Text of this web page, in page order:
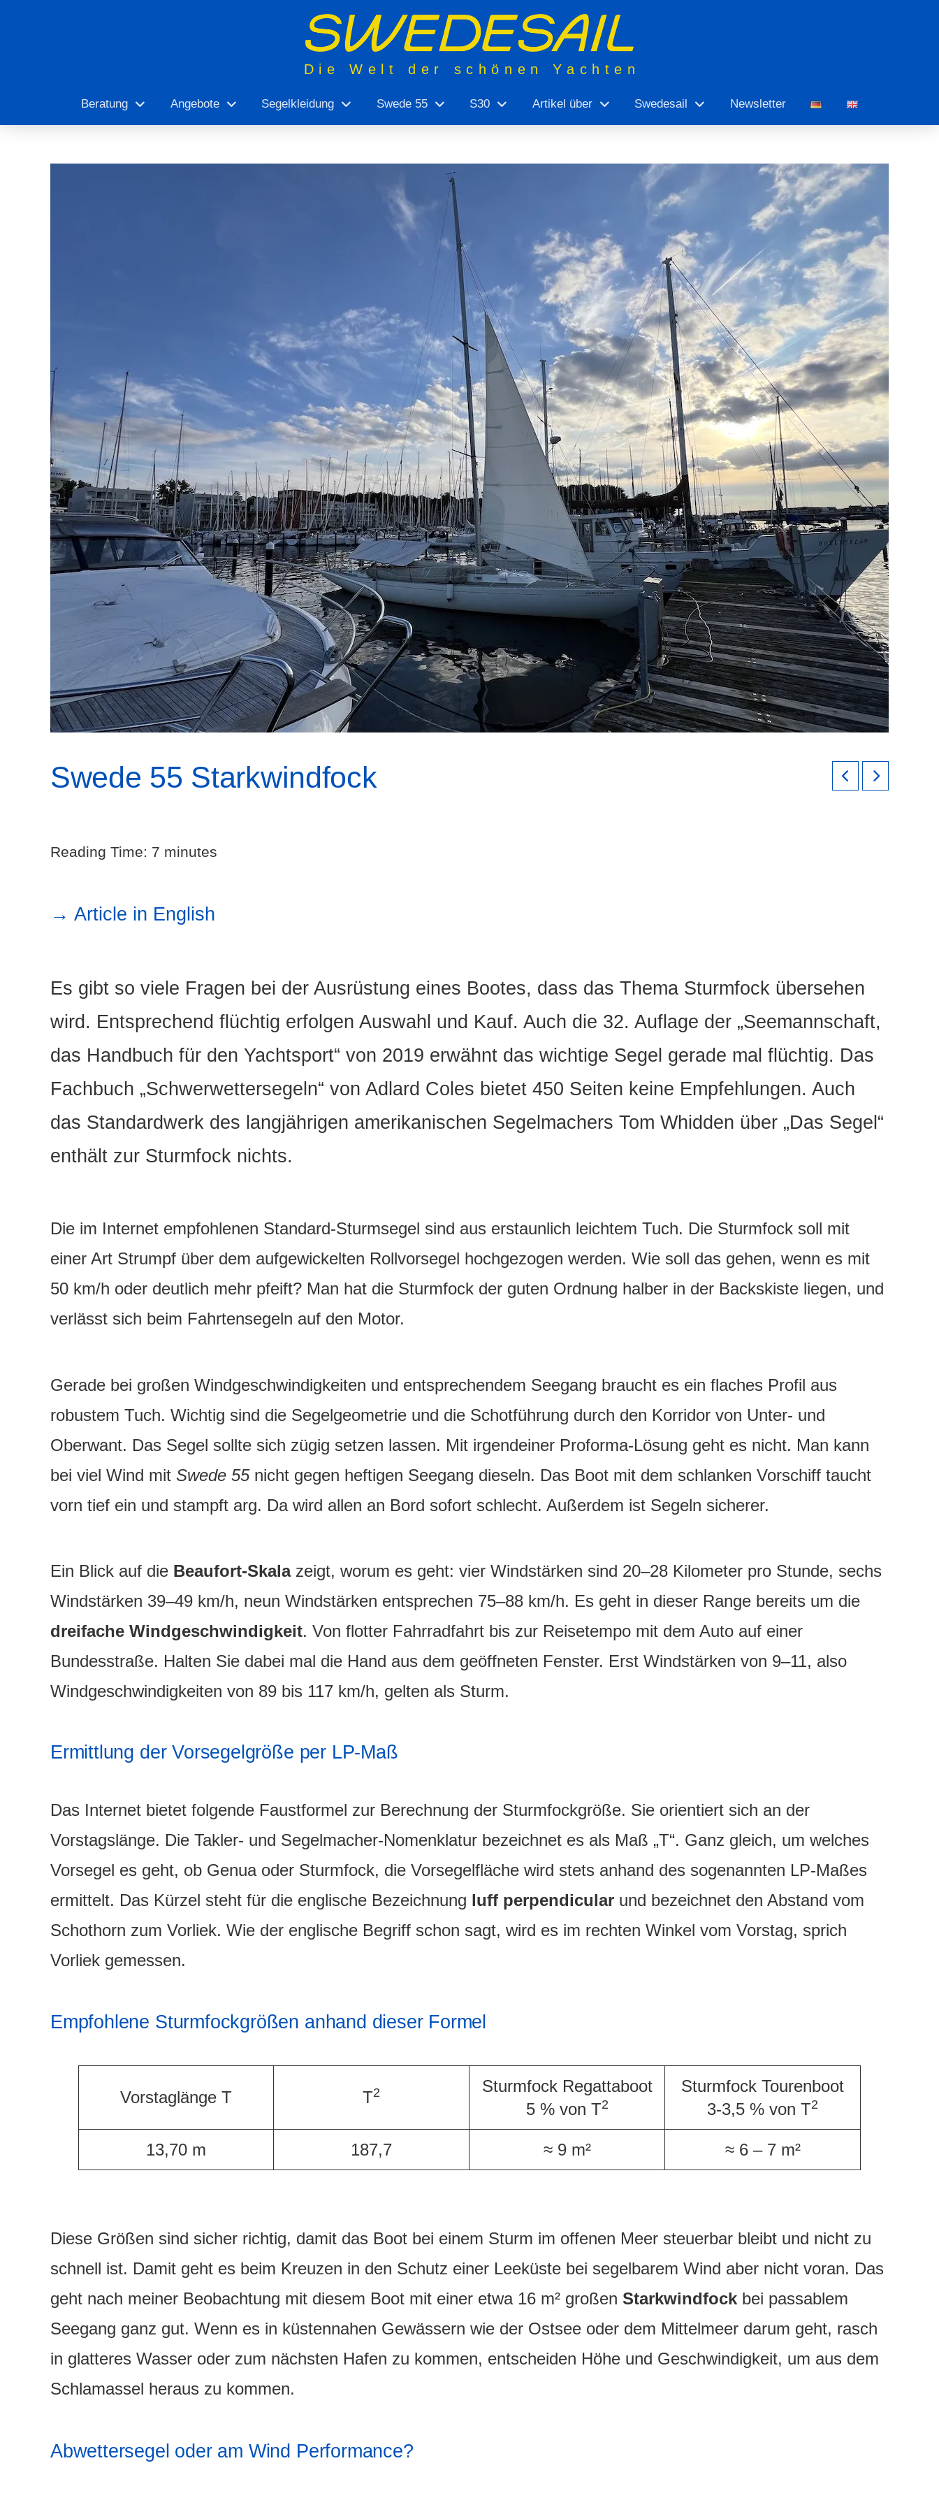
Die Welt der schönen Yachten
Beratung Angebote Segelkleidung Swede 55 S30 Artikel über Swedesail Newsletter
Swede 55 Starkwindfock
Reading Time: 7 minutes
→ Article in English
Es gibt so viele Fragen bei der Ausrüstung eines Bootes, dass das Thema Sturmfock übersehen
wird. Entsprechend flüchtig erfolgen Auswahl und Kauf. Auch die 32. Auflage der „Seemannschaft,
das Handbuch für den Yachtsport“ von 2019 erwähnt das wichtige Segel gerade mal flüchtig. Das
Fachbuch „Schwerwettersegeln“ von Adlard Coles bietet 450 Seiten keine Empfehlungen. Auch
das Standardwerk des langjährigen amerikanischen Segelmachers Tom Whidden über „Das Segel“
enthält zur Sturmfock nichts.
Die im Internet empfohlenen Standard-Sturmsegel sind aus erstaunlich leichtem Tuch. Die Sturmfock soll mit
einer Art Strumpf über dem aufgewickelten Rollvorsegel hochgezogen werden. Wie soll das gehen, wenn es mit
50 km/h oder deutlich mehr pfeift? Man hat die Sturmfock der guten Ordnung halber in der Backskiste liegen, und
verlässt sich beim Fahrtensegeln auf den Motor.
Gerade bei großen Windgeschwindigkeiten und entsprechendem Seegang braucht es ein flaches Profil aus
robustem Tuch. Wichtig sind die Segelgeometrie und die Schotführung durch den Korridor von Unter- und
Oberwant. Das Segel sollte sich zügig setzen lassen. Mit irgendeiner Proforma-Lösung geht es nicht. Man kann
bei viel Wind mit Swede 55nicht gegen heftigen Seegang dieseln. Das Boot mit dem schlanken Vorschiff taucht
vorn tief ein und stampft arg. Da wird allen an Bord sofort schlecht. Außerdem ist Segeln sicherer.
Ein Blick auf die Beaufort-Skalazeigt, worum es geht: vier Windstärken sind 20–28 Kilometer pro Stunde, sechs
Windstärken 39–49 km/h, neun Windstärken entsprechen 75–88 km/h. Es geht in dieser Range bereits um die
dreifache Windgeschwindigkeit. Von flotter Fahrradfahrt bis zur Reisetempo mit dem Auto auf einer
Bundesstraße. Halten Sie dabei mal die Hand aus dem geöffneten Fenster. Erst Windstärken von 9–11, also
Windgeschwindigkeiten von 89 bis 117 km/h, gelten als Sturm.
Ermittlung der Vorsegelgröße per LP-Maß
Das Internet bietet folgende Faustformel zur Berechnung der Sturmfockgröße. Sie orientiert sich an der
Vorstagslänge. Die Takler- und Segelmacher-Nomenklatur bezeichnet es als Maß „T“. Ganz gleich, um welches
Vorsegel es geht, ob Genua oder Sturmfock, die Vorsegelfläche wird stets anhand des sogenannten LP-Maßes
ermittelt. Das Kürzel steht für die englische Bezeichnung luff perpendicular und bezeichnet den Abstand vom
Schothorn zum Vorliek. Wie der englische Begriff schon sagt, wird es im rechten Winkel vom Vorstag, sprich
Vorliek gemessen.
Empfohlene Sturmfockgrößen anhand dieser Formel
Vorstaglänge T T2
Sturmfock Regattaboot
5 % von T2
Sturmfock Tourenboot
3-3,5 % von T2
13,70 m 187,7 ≈ 9 m² ≈ 6 – 7 m²
Diese Größen sind sicher richtig, damit das Boot bei einem Sturm im offenen Meer steuerbar bleibt und nicht zu
schnell ist. Damit geht es beim Kreuzen in den Schutz einer Leeküste bei segelbarem Wind aber nicht voran. Das
geht nach meiner Beobachtung mit diesem Boot mit einer etwa 16 m² großen Starkwindfock bei passablem
Seegang ganz gut. Wenn es in küstennahen Gewässern wie der Ostsee oder dem Mittelmeer darum geht, rasch
in glatteres Wasser oder zum nächsten Hafen zu kommen, entscheiden Höhe und Geschwindigkeit, um aus dem
Schlamassel heraus zu kommen.
Abwettersegel oder am Wind Performance?